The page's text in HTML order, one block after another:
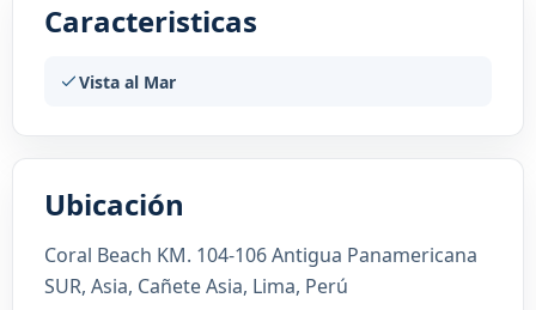
Caracteristicas
Vista al Mar
Ubicación
Coral Beach KM. 104-106 Antigua Panamericana
SUR, Asia, Cañete Asia, Lima, Perú